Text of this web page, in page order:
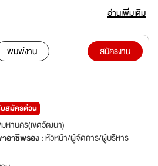
สายตา อาร์ เอส ยู ศูนย์ทันตกรรม อาร์ เอส ยู
ตติก้า อาร์เอสยู เฮลท์ แคร์ เป็นศูนย์การแพทย์ที่
มาตรฐานการให้บริการเช่นเดียวกับแผนกผู้
นประเทศไทย ที่เพรียบพร้อมไปด้วยอุปกรณ์
มไปถึงบุคลากรทางการแพทย์ที่มีความ
รบริการการรักษาและให้คำแนะนำเพื่อการ
เอส ยู เฮลท์ แคร์ ยังมีสถานที่ตั้งอยู่ใจกลาง
ล้กับสถานีรถไฟฟ้า บีทีเอส สถานีพร้อมพงษ์ และ
มวิท นอกเหนือจากการให้บริการทางการ
ท์ แคร์ ยังมุ่งหวังที่จะสร้างความพึงพอใจอย่าง
โดยให้ความใส่ใจกับกับการดูแลและรักษา
เพื่อตอบสนองทุกๆ ความต้องการของผู้มาใช้
นั้น บริษัทฯ ยังให้ความสำคัญกับการแนะนำ
อ่านเพิ่มเติม
พิมพ์งาน
สมัครงาน
สมัครด่วน
หานคร(เขตวัฒนา)
อาชีพรอง :หัวหน้า/ผู้จัดการ/ผู้บริหาร